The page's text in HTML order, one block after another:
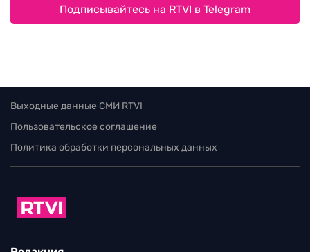
Подписывайтесь на RTVI в Telegram
Выходные данные СМИ RTVI
Пользовательское соглашение
Политика обработки персональных данных